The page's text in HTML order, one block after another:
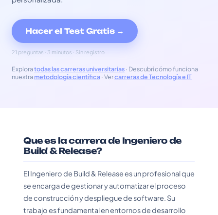
Hacer el Test Gratis →
21 preguntas · 3 minutos · Sin registro
Exploratodas las carreras universitarias· Descubrí cómo funciona
nuestra metodología científica· Vercarreras de Tecnología e IT
Que es la carrera de Ingeniero de
Build & Release?
El Ingeniero de Build & Release es un profesional que
se encarga de gestionar y automatizar el proceso
de construcción y despliegue de software. Su
trabajo es fundamental en entornos de desarrollo